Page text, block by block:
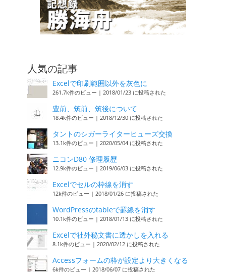
人気の記事
Excelで印刷範囲以外を灰色に
261.7k件のビュー | 2018/01/23 に投稿された
豊前、筑前、筑後について
18.4k件のビュー | 2018/12/30 に投稿された
タントのシガーライターヒューズ交換
13.1k件のビュー | 2020/05/04 に投稿された
ニコンD80 修理履歴
12.9k件のビュー | 2019/06/03 に投稿された
Excelでセルの枠線を消す
12k件のビュー | 2018/01/26 に投稿された
WordPressのtableで罫線を消す
10.1k件のビュー | 2018/01/13 に投稿された
Excelで社外秘文書に透かしを入れる
8.1k件のビュー | 2020/02/12 に投稿された
Accessフォームの枠が設定より大きくなる
6k件のビュー | 2018/06/07 に投稿された